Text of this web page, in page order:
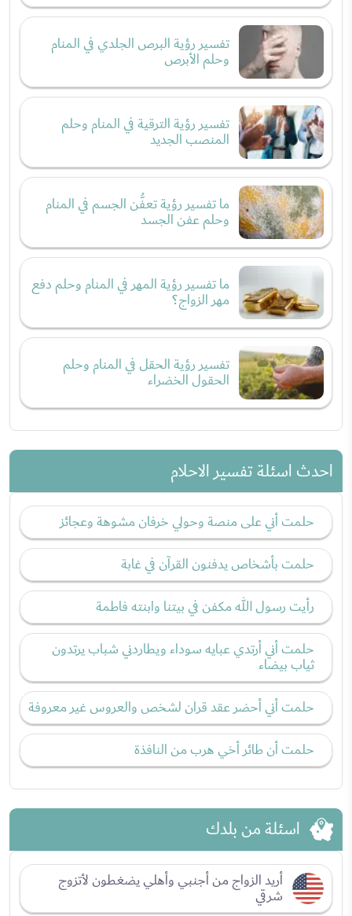
تفسير رؤية البرص الجلدي في المنام
وحلم الأبرص
تفسير رؤية الترقية في المنام وحلم
المنصب الجديد
ما تفسير رؤية تعفُّن الجسم في المنام
وحلم عفن الجسد
ما تفسير رؤية المهر في المنام وحلم دفع
مهر الزواج؟
تفسير رؤية الحقل في المنام وحلم
الحقول الخضراء
احدث اسئلة تفسير الاحلام
حلمت أني على منصة وحولي خرفان مشوهة وعجائز
حلمت بأشخاص يدفنون القرآن في غابة
رأيت رسول الله مكفن في بيتنا وابنته فاطمة
حلمت أني أرتدي عبايه سوداء ويطاردني شباب يرتدون
ثياب بيضاء
حلمت أني أحضر عقد قران لشخص والعروس غير معروفة
حلمت أن طائر أخي هرب من النافذة
اسئلة من بلدك
أريد الزواج من أجنبي وأهلي يضغطون لأتزوج
شرقي